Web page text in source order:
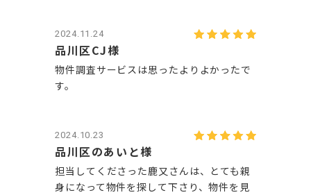
2024.11.24
品川区CJ様
物件調査サービスは思ったよりよかったで
す。
2024.10.23
品川区のあいと様
担当してくださった鹿又さんは、とても親
身になって物件を探して下さり、物件を見